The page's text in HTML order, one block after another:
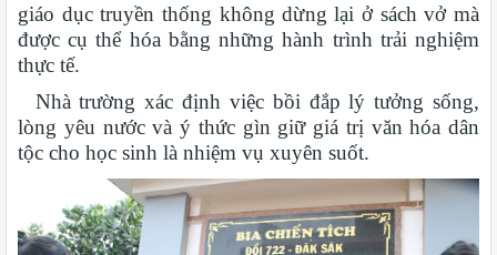
giáo dục truyền thống không dừng lại ở sách vở mà
được cụ thể hóa bằng những hành trình trải nghiệm
thực tế.
Nhà trường xác định việc bồi đắp lý tưởng sống,
lòng yêu nước và ý thức gìn giữ giá trị văn hóa dân
tộc cho học sinh là nhiệm vụ xuyên suốt.